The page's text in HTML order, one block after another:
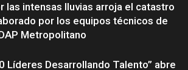
las intensas lluvias arroja el catastro
por los equipos técnicos de
Metropolitano
Líderes Desarrollando Talento” abre